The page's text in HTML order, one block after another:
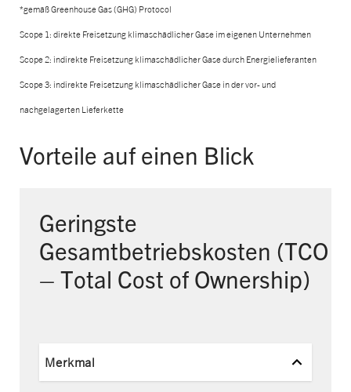
*gemäß Greenhouse Gas (GHG) Protocol
Scope 1: direkte Freisetzung klimaschädlicher Gase im eigenen Unternehmen
Scope 2: indirekte Freisetzung klimaschädlicher Gase durch Energielieferanten
Scope 3: indirekte Freisetzung klimaschädlicher Gase in der vor- und
nachgelagerten Lieferkette
Vorteile auf einen Blick
Geringste
Gesamtbetriebskosten (TCO
– Total Cost of Ownership)
Merkmal